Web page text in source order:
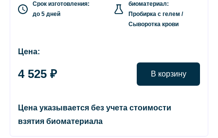
Срок изготовления:
до 5 дней
биоматериал:
Пробирка с гелем /
Сыворотка крови
Цена:
4 525 ₽ В корзину
Цена указывается без учета стоимости
взятия биоматериала